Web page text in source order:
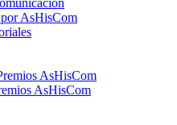
AsHisCom
AsHisCom
AsHisCom